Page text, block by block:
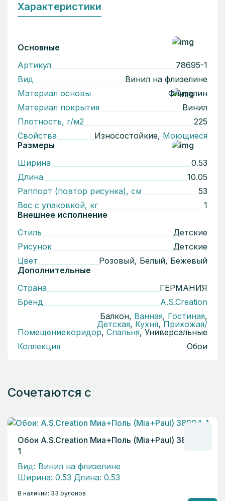
Характеристики
Основные
Артикул
78695-1
Вид
Винил на флизелине
Материал основы
Флизелин
Материал покрытия
Винил
Плотность, г/м2
225
Свойства
Износостойкие, Моющиеся
Размеры
Ширина
0.53
Длина
10.05
Раппорт (повтор рисунка), см
53
Вес с упаковкой, кг
1
Внешнее исполнение
Стиль
Детскиe
Рисунок
Детские
Цвет
Розовый, Белый, Бежевый
Дополнительные
Страна
ГЕРМАНИЯ
Бренд
A.S.Creation
Помещение
Балкон, Ванная, Гостиная,
Детская, Кухня, Прихожая/
коридор, Спальня, Универсальные
Коллекция
Обои
Сочетаются с
Обои A.S.Creation Миа+Поль (Mia+Paul) 38904-
1
Вид: Винил на флизелине
Ширина: 0.53 Длина: 0.53
В наличии: 33 рулонов